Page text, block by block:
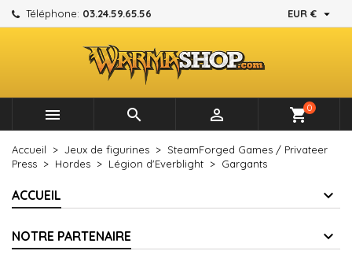
Téléphone: 03.24.59.65.56 EUR € 
   shopping_cart0
Accueil Jeux de figurines
SteamForged Games / Privateer
Press
Hordes Légion d'Everblight Gargants
ACCUEIL
NOTRE PARTENAIRE
Mes listes d'envies ×
Créer une nouvelle liste
((modalTitle)) ×
((confirmMessage))
((cancelText)) ((modalDeleteText))
Créer une liste d'envies ×
Nom de la liste d'envies
Annuler Créer une liste d'envies
Connexion ×
Vous devez être connecté pour ajouter des produits à
votre liste d'envies.